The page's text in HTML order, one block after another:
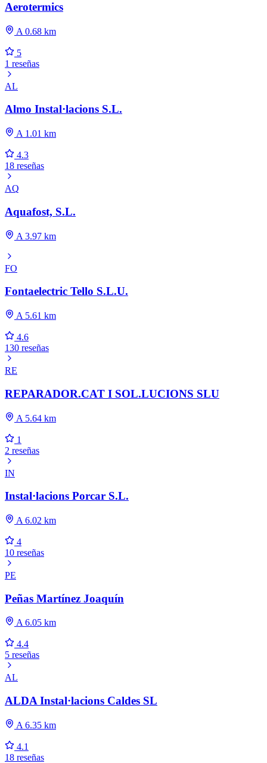
Aerotermics
A 0.68 km
5
1 reseñas
AL
Almo Instal·lacions S.L.
A 1.01 km
4.3
18 reseñas
AQ
Aquafost, S.L.
A 3.97 km
FO
Fontaelectric Tello S.L.U.
A 5.61 km
4.6
130 reseñas
RE
REPARADOR.CAT I SOL.LUCIONS SLU
A 5.64 km
1
2 reseñas
IN
Instal·lacions Porcar S.L.
A 6.02 km
4
10 reseñas
PE
Peñas Martínez Joaquín
A 6.05 km
4.4
5 reseñas
AL
ALDA Instal·lacions Caldes SL
A 6.35 km
4.1
18 reseñas